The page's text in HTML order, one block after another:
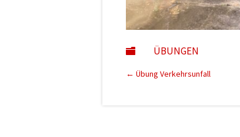
 ÜBUNGEN
← Übung Verkehrsunfall